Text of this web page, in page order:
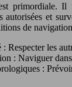
primordiale. Il
autorisées et
de
Respecter les
: Naviguer
: